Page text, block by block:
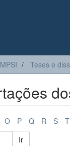
Teses e
O P Q R S T
Ir